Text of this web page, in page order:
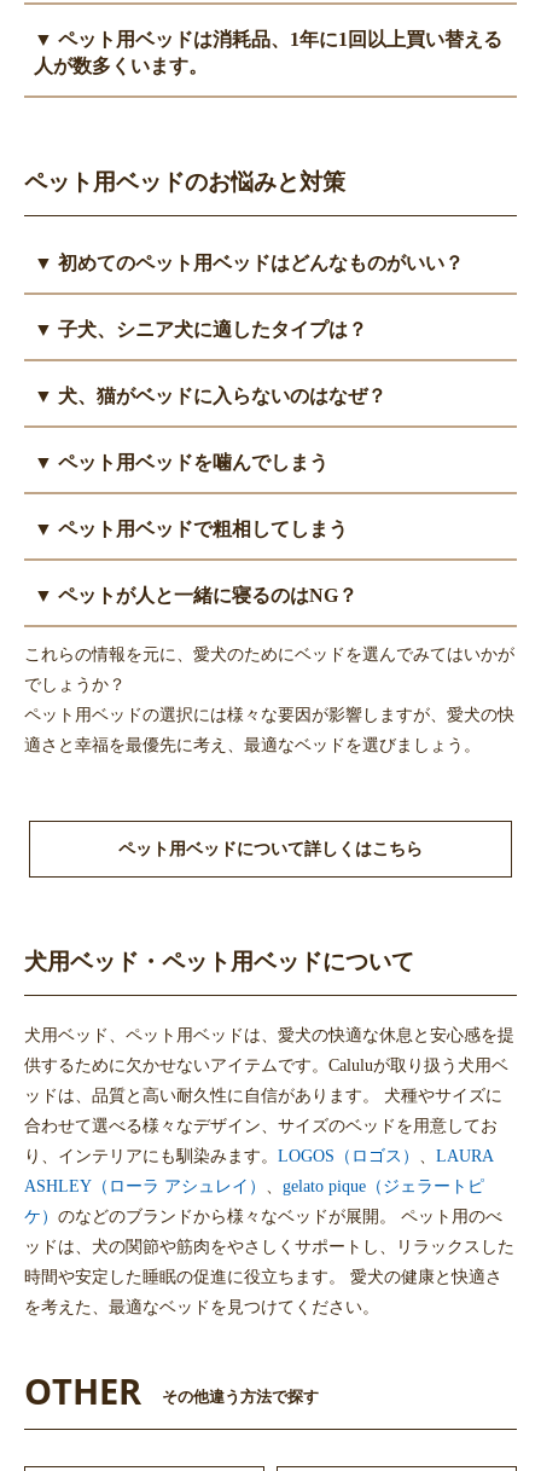
逆に暑い季節には、犬は床など冷たい場所で体をのばして寝るこ
とが多いです。
季節によってベッドを使い分け、愛犬の快適さを確保しましょ
う。
ッドを選ぶことをお勧めします。
取り外し可能なカバー付きや、洗濯機で洗える素材を使用したベ
▼ ペット用ベッドは消耗品、1年に1回以上買い替える
人が数多くいます。
また、噛んでボロボロになったり、犬の習性で寝床を整えるため
ペットの健康と幸福を考え、必要に応じて定期的にベッドを買い
替えることをお勧めします。
ペット用ベッドのお悩みと対策
▼ 初めてのペット用ベッドはどんなものがいい？
うことで汚れたり、マットもへたって体を支えられなくなってき
ペットの大きさや季節、好みに合わせて選びましょう。
ベッドはペットの体に直接触れるので、洗濯できるものが望まし
いです。丸洗いできなくても、カバーやクッション部分は外して
洗えるものを選びましょう。
▼ 子犬、シニア犬に適したタイプは？
ッドを選びましょう。
ベッド選びは若いころより重要になります。
寝返りも打たず同じ姿勢でいると床ずれができやすくなります。
クッション性や通気性、粗相した時のための洗いやすさに気をつ
けましょう。
▼ 犬、猫がベッドに入らないのはなぜ？
てもらうため、お気に入りのおもちゃや飼い主の匂いの付いたも
ベッドの形や置き場所には犬の性格や好みもあるので、どうして
も入らない場合は変えてみるのもよいでしょう。
▼ ペット用ベッドを噛んでしまう
病院を受診するペットは多いです。
けましょう。
他には、素材を破れにくい生地のものに変える、散歩などでたく
さん体を動かしてストレスを発散させるといった方法を試してみ
ましょう。
▼ ペット用ベッドで粗相してしまう
猫は汚れたトイレを使いたがらないので、トイレはいつも清潔に
子犬、子猫やシニア期のペットは、ベッドやマットを洗える素材
にするのがベストですが、頻繁な場合はペット用シーツを下に敷
いて、その上にバスタオルなど洗いやすい布を置いて対応しまし
ょう。
▼ ペットが人と一緒に寝るのはNG？
ペットと飼い主は別で睡眠を取るのをおすすめします。
え続けるなどの問題行動を起こすこともあります。また衛生面に
も不安があります。
しょう。
これらの情報を元に、愛犬のためにベッドを選んでみてはいかが
でしょうか？
ペット用ベッドの選択には様々な要因が影響しますが、愛犬の快
適さと幸福を最優先に考え、最適なベッドを選びましょう。
ペット用ベッドについて詳しくはこちら
犬用ベッド・ペット用ベッドについて
犬用ベッド、ペット用ベッドは、愛犬の快適な休息と安心感を提
供するために欠かせないアイテムです。Caluluが取り扱う犬用ベ
ッドは、品質と高い耐久性に自信があります。 犬種やサイズに
合わせて選べる様々なデザイン、サイズのベッドを用意してお
り、インテリアにも馴染みます。 LOGOS（ロゴス） 、 LAURA
ASHLEY（ローラ アシュレイ） 、 gelato pique（ジェラートピ
ケ） のなどのブランドから様々なベッドが展開。 ペット用のべ
ッドは、犬の関節や筋肉をやさしくサポートし、リラックスした
時間や安定した睡眠の促進に役立ちます。 愛犬の健康と快適さ
を考えた、最適なベッドを見つけてください。
OTHER その他違う方法で探す